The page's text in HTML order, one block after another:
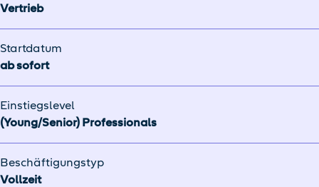
Vertrieb
Startdatum
ab sofort
Einstiegslevel
(Young/Senior) Professionals
Beschäftigungstyp
Vollzeit